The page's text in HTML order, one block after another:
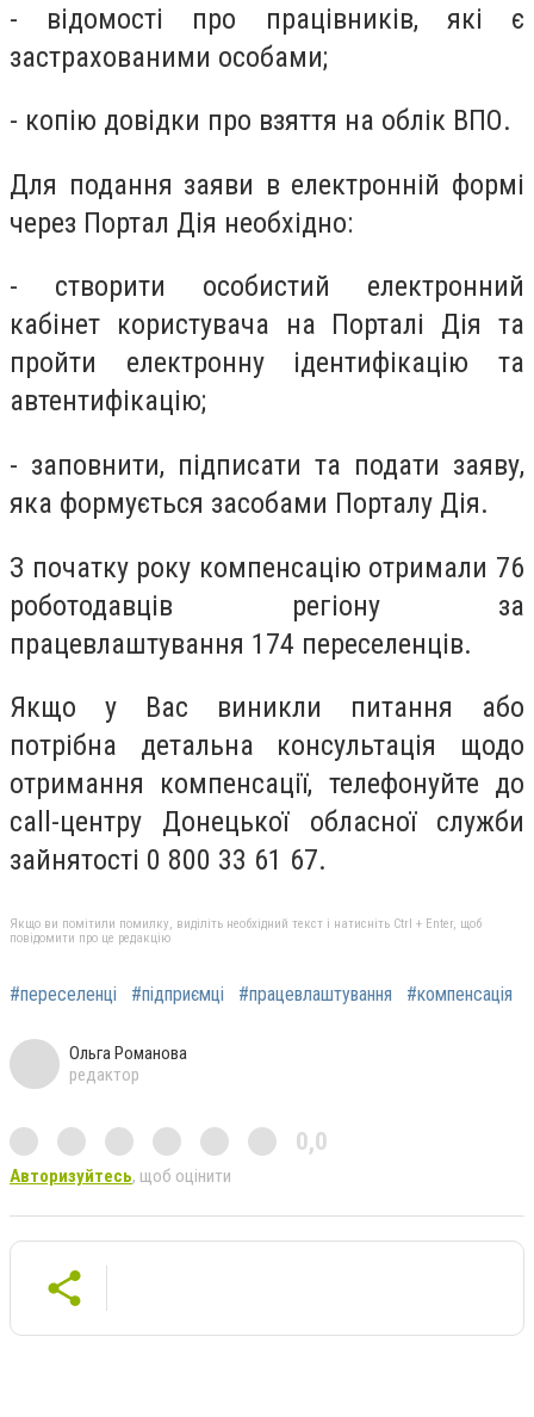
- відомості про працівників, які є
застрахованими особами;
- копію довідки про взяття на облік ВПО.
Для подання заяви в електронній формі
через Портал Дія необхідно:
- створити особистий електронний
кабінет користувача на Порталі Дія та
пройти електронну ідентифікацію та
автентифікацію;
- заповнити, підписати та подати заяву,
яка формується засобами Порталу Дія.
З початку року компенсацію отримали 76
роботодавців регіону за
працевлаштування 174 переселенців.
Якщо у Вас виникли питання або
потрібна детальна консультація щодо
отримання компенсації, телефонуйте до
call-центру Донецької обласної служби
зайнятості 0 800 33 61 67.
Якщо ви помітили помилку, виділіть необхідний текст і натисніть Ctrl + Enter, щоб
повідомити про це редакцію
#переселенці #підприємці #працевлаштування #компенсація
Ольга Романова
редактор
0,0
Авторизуйтесь, щоб оцінити